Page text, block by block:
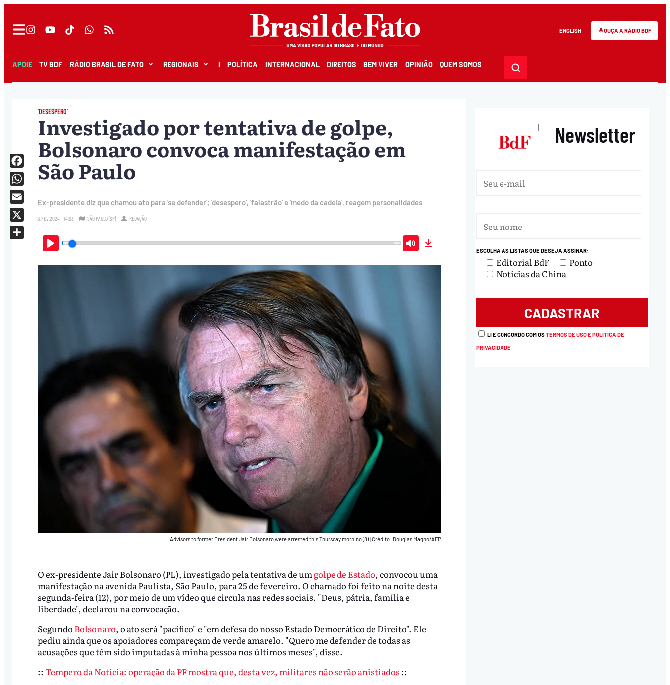
ENGLISH OUÇA A RÁDIO BDF
APOIE TV BDF RÁDIO BRASIL DE FATO REGIONAIS I POLÍTICA INTERNACIONAL DIREITOS BEM VIVER OPINIÃO QUEM SOMOS
'DESESPERO'
Investigado por tentativa de golpe,
Bolsonaro convoca manifestação em
São Paulo
Ex-presidente diz que chamou ato para 'se defender'; 'desespero', 'falastrão' e 'medo da cadeia', reagem personalidades
13.FEV.2024 - 14:03 SÃO PAULO (SP) REDAÇÃO
Play Mute
Advisors to former President Jair Bolsonaro were arrested this Thursday morning (8)|Crédito: Douglas Magno/AFP
O ex-presidente Jair Bolsonaro (PL), investigado pela tentativa de umgolpe de Estado, convocou uma
manifestação na avenida Paulista, São Paulo, para 25 de fevereiro. O chamado foi feito na noite desta
segunda-feira (12), por meio de um vídeo que circula nas redes sociais. "Deus, pátria, família e
liberdade", declarou na convocação.
Segundo Bolsonaro, o ato será "pacífico" e "em defesa do nosso Estado Democrático de Direito". Ele
pediu ainda que os apoiadores compareçam de verde amarelo. "Quero me defender de todas as
acusações que têm sido imputadas à minha pessoa nos últimos meses", disse.
:: Tempero da Notícia: operação da PF mostra que, desta vez, militares não serão anistiados ::
Facebook
WhatsApp
Email
X
| Newsletter
ESCOLHA AS LISTAS QUE DESEJA ASSINAR:
Editorial BdF
Ponto
Notícias da China
LI E CONCORDO COM OSTERMOS DE USO E POLÍTICA DE
PRIVACIDADE